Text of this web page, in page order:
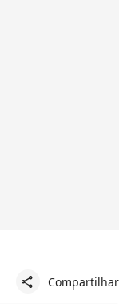
share Compartilhar